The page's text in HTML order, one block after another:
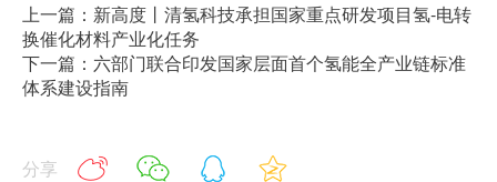
上一篇：新高度丨清氢科技承担国家重点研发项目氢-电转
换催化材料产业化任务
下一篇：六部门联合印发国家层面首个氢能全产业链标准
体系建设指南
分享